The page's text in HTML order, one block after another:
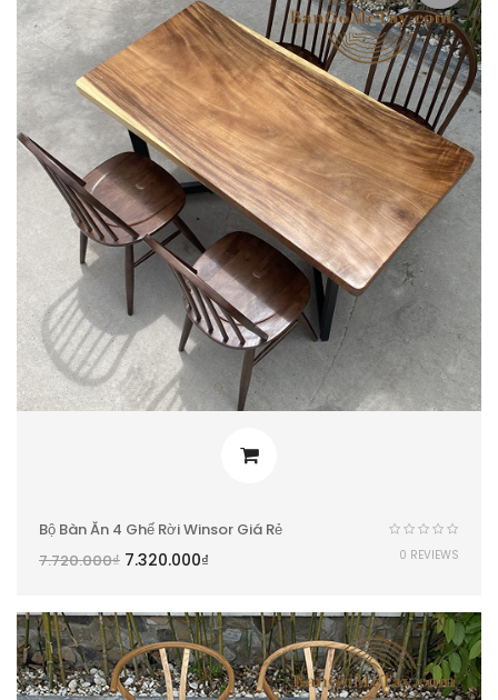
Bộ Bàn Ăn 4 Ghế Rời Winsor Giá Rẻ
7.720.000₫ 7.320.000₫ 0 REVIEWS